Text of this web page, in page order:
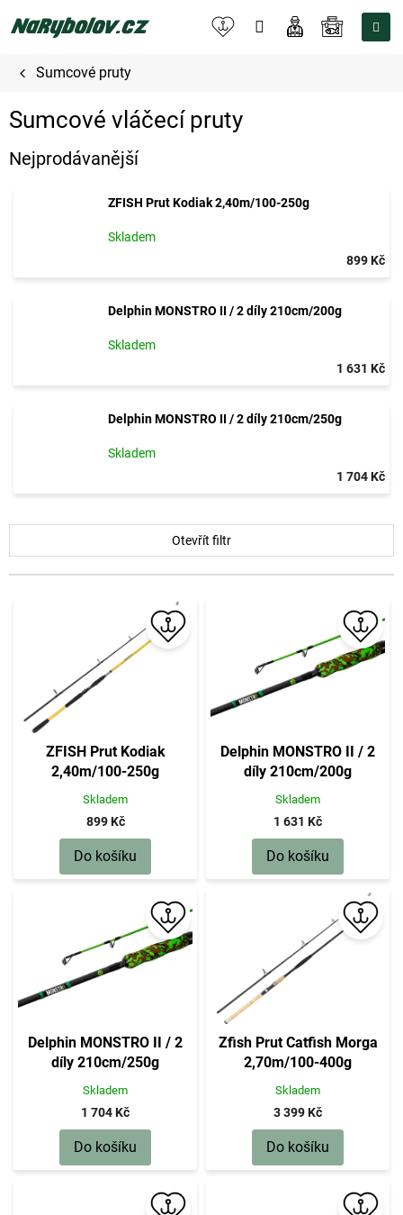
na
NÁKUPNÍ
Sumcové pruty
Sumcové vláčecí pruty
Nejprodávanější
ZFISH Prut Kodiak 2,40m/100-250g
Skladem
899 Kč
Delphin MONSTRO II / 2 díly 210cm/200g
Skladem
1 631 Kč
Delphin MONSTRO II / 2 díly 210cm/250g
Skladem
1 704 Kč
Otevřít filtr
ý
p
ZFISH Prut Kodiak
2,40m/100-250g
Skladem
899 Kč
Do košíku
Delphin MONSTRO II / 2
díly 210cm/200g
Skladem
1 631 Kč
Do košíku
Delphin MONSTRO II / 2
díly 210cm/250g
Skladem
1 704 Kč
Do košíku
Zfish Prut Catfish Morga
2,70m/100-400g
Skladem
3 399 Kč
Do košíku